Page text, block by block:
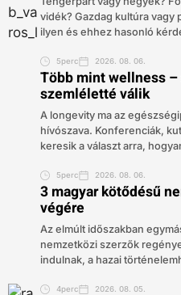
vidék? Gazdag kultúra vagy
ilyen és ehhez hasonló
5perc 2026. 08. 06.
Több mint wellness
szemléletté válik
A longevity ma az
hívószava. Konferenciák,
keresik a választ arra,
5perc 2026. 08. 06.
3 magyar kötődésű
végére
Az elmúlt időszakban
nemzetközi szerzők
indulnak, a hazai
4perc 2026. 08. 05.